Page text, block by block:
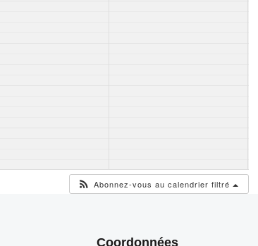
Abonnez-vous au calendrier filtré
Coordonnées